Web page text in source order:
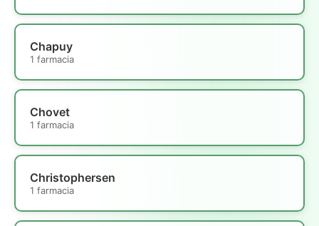
Chapuy
1 farmacia
Chovet
1 farmacia
Christophersen
1 farmacia